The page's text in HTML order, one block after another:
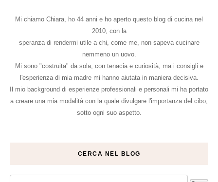
Mi chiamo Chiara, ho 44 anni e ho aperto questo blog di cucina nel
2010, con la
speranza di rendermi utile a chi, come me, non sapeva cucinare
nemmeno un uovo.
Mi sono "costruita" da sola, con tenacia e curiosità, ma i consigli e
l'esperienza di mia madre mi hanno aiutata in maniera decisiva.
Il mio background di esperienze professionali e personali mi ha portato
a creare una mia modalità con la quale divulgare l'importanza del cibo,
sotto ogni suo aspetto.
CERCA NEL BLOG